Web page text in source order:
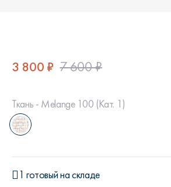
3 800 ₽ 7 600 ₽
Ткань - Melange 100 (Кат. 1)
1 готовый на складе